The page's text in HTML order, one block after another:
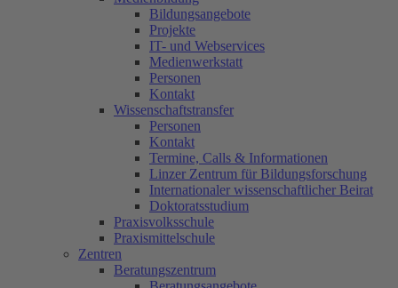
Bildungsangebote
Projekte
IT- und Webservices
Medienwerkstatt
Personen
Kontakt
Wissenschaftstransfer
Personen
Kontakt
Termine, Calls & Informationen
Linzer Zentrum für Bildungsforschung
Internationaler wissenschaftlicher Beirat
Doktoratsstudium
Praxisvolksschule
Praxismittelschule
Zentren
Beratungszentrum